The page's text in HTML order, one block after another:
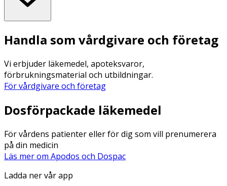
Handla som vårdgivare och företag
Vi erbjuder läkemedel, apoteksvaror,
förbrukningsmaterial och utbildningar.
För vårdgivare och företag
Dosförpackade läkemedel
För vårdens patienter eller för dig som vill prenumerera
på din medicin
Läs mer om Apodos och Dospac
Ladda ner vår app